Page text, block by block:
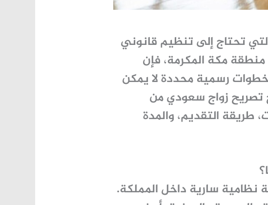
تحتاج إلى تنظيم قانوني
منطقة مكة المكرمة، فإن
رسمية محددة لا يمكن
تصريح زواج سعودي من
طريقة التقديم، والمدة
نظامية سارية داخل المملكة.